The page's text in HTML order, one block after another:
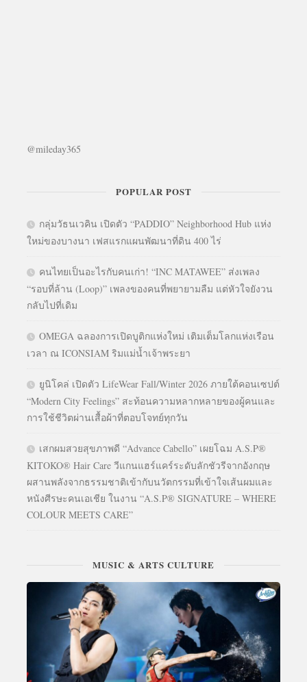
@mileday365
POPULAR POST
กลุ่มวัธนเวคิน เปิดตัว “PADDIO” Neighborhood Hub แห่ง
ใหม่ของบางนา เฟสแรกแผนพัฒนาที่ดิน 400 ไร่
คนไทยเป็นอะไรกับคนเก่า! “INC MATAWEE” ส่งเพลง
“รอบที่ล้าน (Loop)” เพลงของคนที่พยายามลืม แต่หัวใจยังวน
กลับไปที่เดิม
OMEGA ฉลองการเปิดบูติกแห่งใหม่ เติมเต็มโลกแห่งเรือน
เวลา ณ ICONSIAM ริมแม่น้ำเจ้าพระยา
ยูนิโคล่ เปิดตัว LifeWear Fall/Winter 2026 ภายใต้คอนเซปต์
“Modern City Feelings” สะท้อนความหลากหลายของผู้คนและ
การใช้ชีวิตผ่านเสื้อผ้าที่ตอบโจทย์ทุกวัน
เสกผมสวยสุขภาพดี “Advance Cabello” เผยโฉม A.S.P®
KITOKO® Hair Care วีแกนแฮร์แคร์ระดับลักชัวรีจากอังกฤษ
ผสานพลังจากธรรมชาติเข้ากับนวัตกรรมที่เข้าใจเส้นผมและ
หนังศีรษะคนเอเชีย ในงาน “A.S.P® SIGNATURE – WHERE
COLOUR MEETS CARE”
MUSIC & ARTS CULTURE